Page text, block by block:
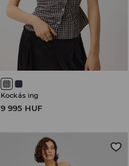
Kockás ing
9 995 HUF